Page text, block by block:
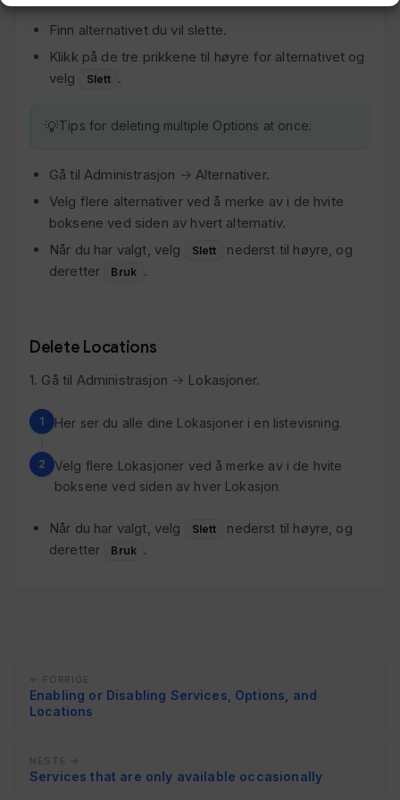
Finn alternativet du vil slette.
Klikk på de tre prikkene til høyre for alternativet og
velg
Slett .
Tips for deleting multiple Options at once:
Gå til Administrasjon → Alternativer.
Velg flere alternativer ved å merke av i de hvite
boksene ved siden av hvert alternativ.
Når du har valgt, velg
Slett
nederst til høyre, og
deretter
Bruk .
Delete Locations
1. Gå til Administrasjon → Lokasjoner.
Her ser du alle dine Lokasjoner i en listevisning.
Velg flere Lokasjoner ved å merke av i de hvite
boksene ved siden av hver Lokasjon.
Når du har valgt, velg Slett
nederst til høyre, og
deretter
Bruk .
← FORRIGE
Enabling or Disabling Services, Options, and
Locations
NESTE →
Services that are only available occasionally